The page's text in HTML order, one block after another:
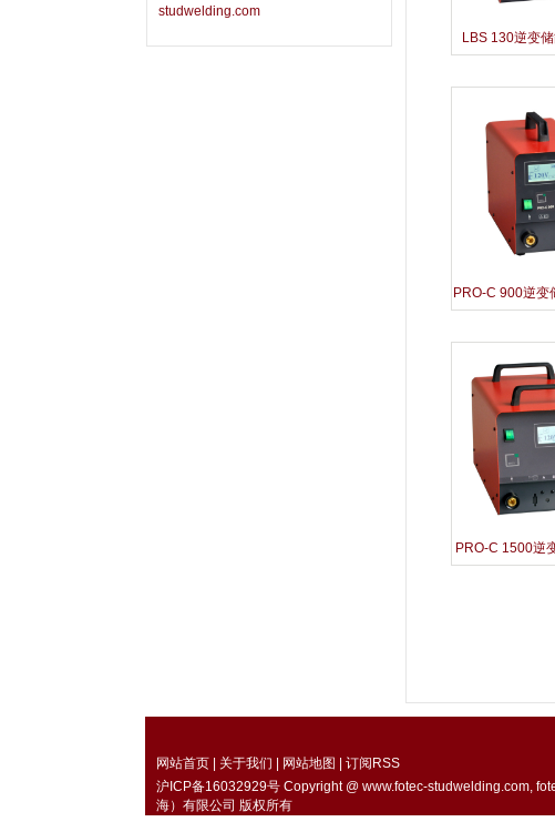
studwelding.com
LBS 130逆变
PRO-C 900逆变
PRO-C 1500逆
网站首页 关于我们 网站地图
订阅RSS
沪ICP备16032929号 Copyright @ www.fotec-studwelding.com,
海）有限公司 版权所有